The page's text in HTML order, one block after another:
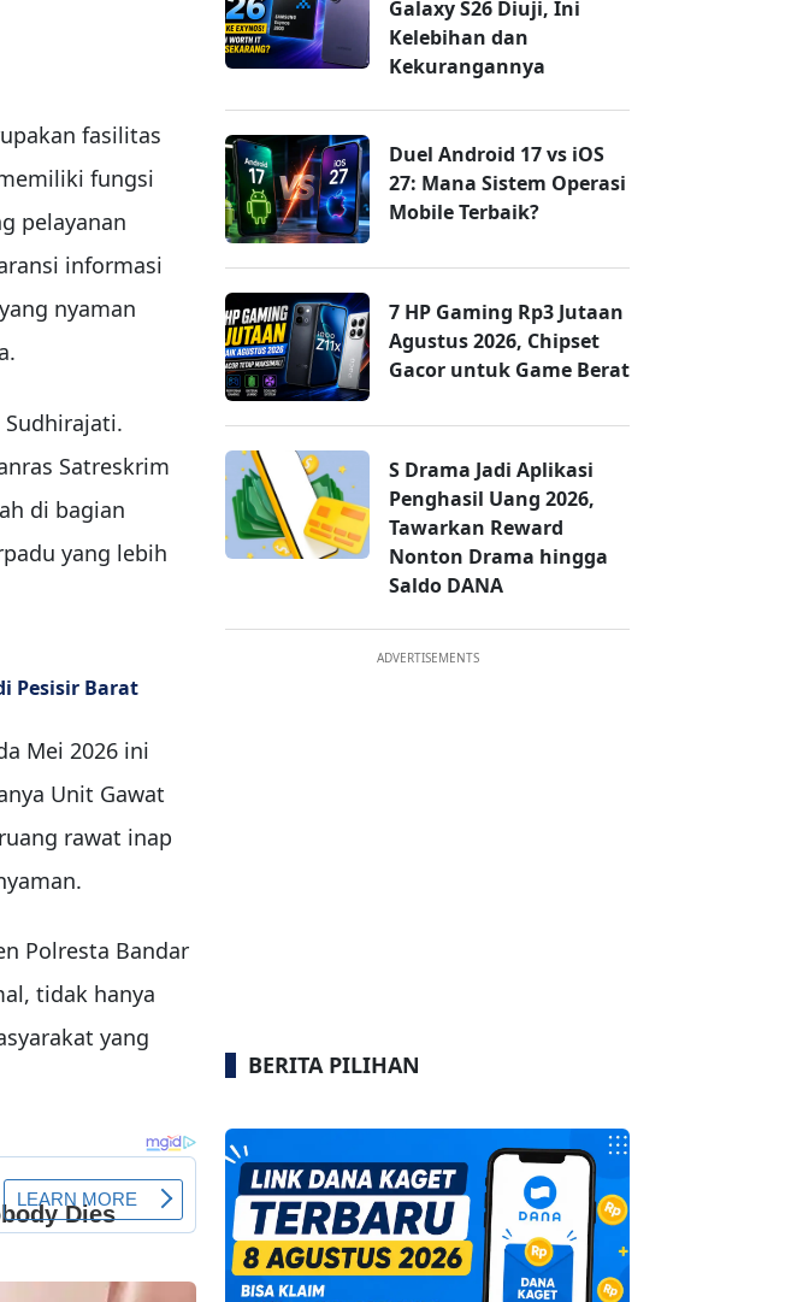
fasilitas
fungsi
pelayanan
informasi
nyaman
Satreskrim
di bagian
yang lebih
Pesisir Barat
Mei 2026 ini
Unit Gawat
rawat inap
Polresta Bandar
tidak hanya
yang
Galaxy S26 Diuji, Ini
Kelebihan dan
Kekurangannya
Duel Android 17 vs iOS
27: Mana Sistem Operasi
Mobile Terbaik?
7 HP Gaming Rp3 Jutaan
Agustus 2026, Chipset
Gacor untuk Game Berat
S Drama Jadi Aplikasi
Penghasil Uang 2026,
Tawarkan Reward
Nonton Drama hingga
Saldo DANA
ADVERTISEMENTS
BERITA PILIHAN